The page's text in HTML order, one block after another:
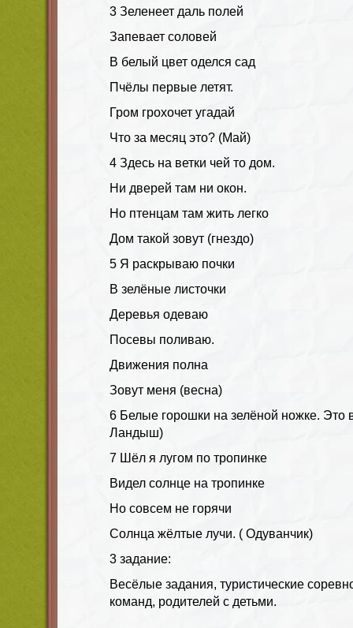
3 Зеленеет даль полей
Запевает соловей
В белый цвет оделся сад
Пчёлы первые летят.
Гром грохочет угадай
Что за месяц это? (Май)
4 Здесь на ветки чей то дом.
Ни дверей там ни окон.
Но птенцам там жить легко
Дом такой зовут (гнездо)
5 Я раскрываю почки
В зелёные листочки
Деревья одеваю
Посевы поливаю.
Движения полна
Зовут меня (весна)
6 Белые горошки на зелёной ножке. Это
Ландыш)
7 Шёл я лугом по тропинке
Видел солнце на тропинке
Но совсем не горячи
Солнца жёлтые лучи. ( Одуванчик)
3 задание:
Весёлые задания, туристические
команд, родителей с детьми.